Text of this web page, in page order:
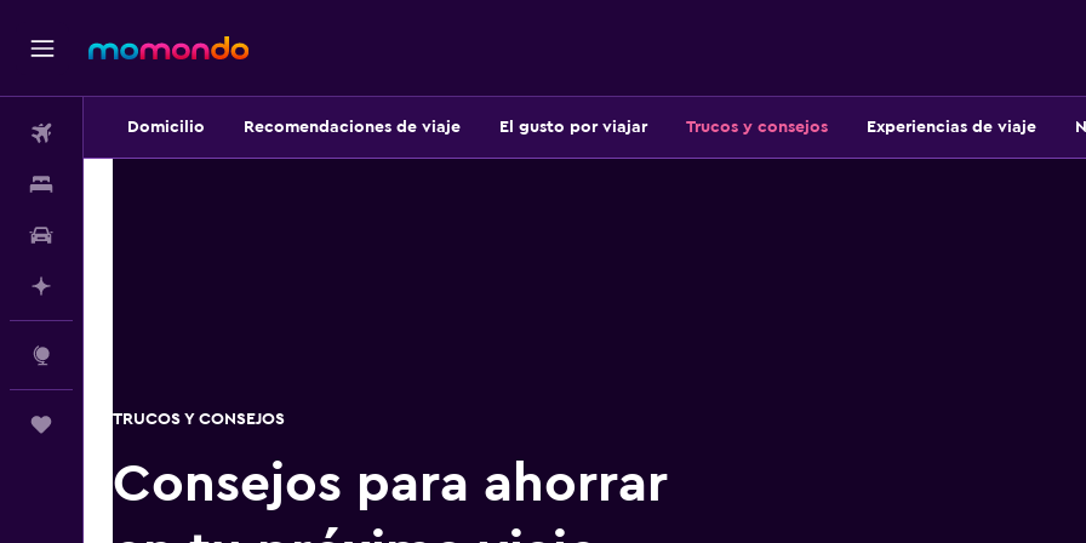
Vuelos
Trips
Domicilio Recomendaciones de viaje El gusto por viajar Trucos y consejos Experiencias de viaje
TRUCOS Y CONSEJOS
Consejos para ahorrar